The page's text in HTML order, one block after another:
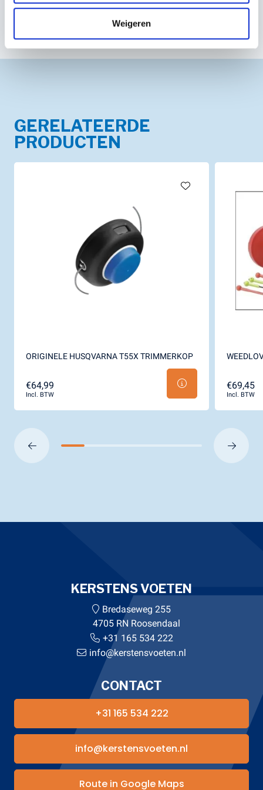
Weigeren
GERELATEERDE
PRODUCTEN
ORIGINELE HUSQVARNA T55X TRIMMERKOP
€64,99
Incl. BTW
€69,45
Incl. BTW
KERSTENS VOETEN
Bredaseweg 255
4705 RN Roosendaal
+31 165 534 222
info@kerstensvoeten.nl
CONTACT
+31 165 534 222
info@kerstensvoeten.nl
Route in Google Maps